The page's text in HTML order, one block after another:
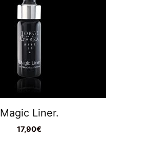
Magic Liner.
17,90€